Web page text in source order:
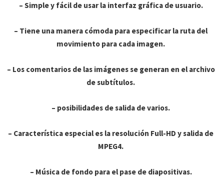
– Simple y fácil de usar la interfaz gráfica de usuario.
– Tiene una manera cómoda para especificar la ruta del
movimiento para cada imagen.
– Los comentarios de las imágenes se generan en el archivo
de subtítulos.
– posibilidades de salida de varios.
– Característica especial es la resolución Full-HD y salida de
MPEG4.
– Música de fondo para el pase de diapositivas.